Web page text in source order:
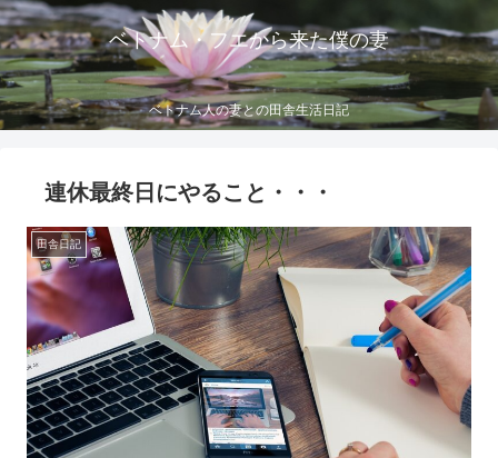
ベトナム・フエから来た僕の妻
ベトナム人の妻との田舎生活日記
連休最終日にやること・・・
田舎日記